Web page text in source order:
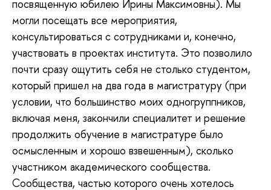
посвященную юбилею Ирины Максимовны). Мы
могли посещать все мероприятия,
консультироваться с сотрудниками и, конечно,
участвовать в проектах института. Это позволило
почти сразу ощутить себя не столько студентом,
который пришел на два года в магистратуру (при
условии, что большинство моих одногруппников,
включая меня, закончили специалитет и решение
продолжить обучение в магистратуре было
осмысленным и хорошо взвешенным), сколько
участником академического сообщества.
Сообщества, частью которого очень хотелось